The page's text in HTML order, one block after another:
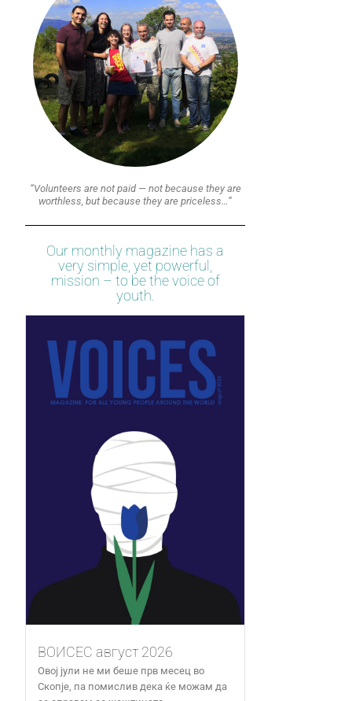
“Volunteers are not paid — not because they are
worthless, but because they are priceless…”
Our monthly magazine has a
very simple, yet powerful,
mission – to be the voice of
youth.
ВОИСЕС август 2026
Овој јули не ми беше прв месец во
Скопје, па помислив дека ќе можам да